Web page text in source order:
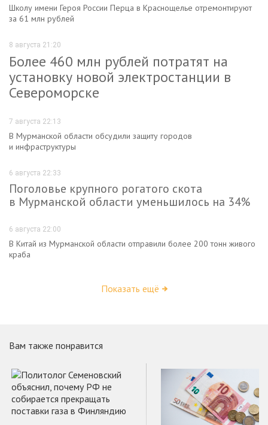
Школу имени Героя России Перца в Краснощелье отремонтируют
за 61 млн рублей
8 августа 21:20
Более 460 млн рублей потратят на
установку новой электростанции в
Североморске
7 августа 22:13
В Мурманской области обсудили защиту городов
и инфраструктуры
6 августа 22:33
Поголовье крупного рогатого скота
в Мурманской области уменьшилось на 34%
6 августа 22:00
В Китай из Мурманской области отправили более 200 тонн живого
краба
Показать ещё
Вам также понравится